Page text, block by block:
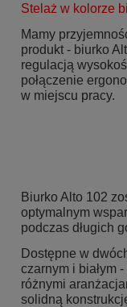
Stelaż w kolorze
Mamy
produkt - biurko
regulacją
połączenie
w miejscu pracy.
Biurko Alto 102
optymalnym
podczas długich
Dostępne w
czarnym i białym
różnymi
solidną